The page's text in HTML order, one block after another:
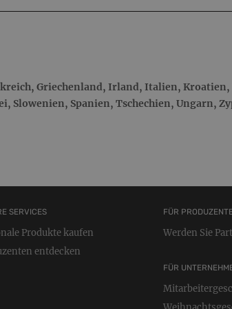
Griechenland, Irland, Italien,
Slowenien, Spanien, Tschechien, Ungarn,
SERVICES
Produkte kaufen
entdecken
FÜR
Werden Sie
FÜR